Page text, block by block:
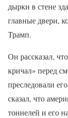
дырки в стене
главные двери,
Трамп.
Он рассказал,
кричал» перед
преследовали
сказал, что
тоннелей и его